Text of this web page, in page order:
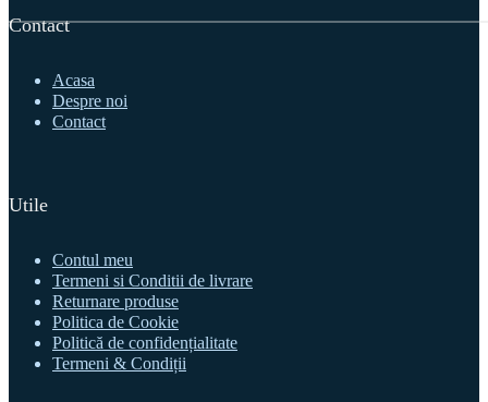
Contact
Acasa
Despre noi
Contact
Utile
Contul meu
Termeni si Conditii de livrare
Returnare produse
Politica de Cookie
Politică de confidențialitate
Termeni & Condiții